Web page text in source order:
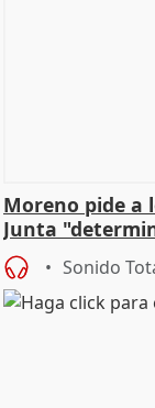
Moreno pide a
Junta
diálog
Sonido